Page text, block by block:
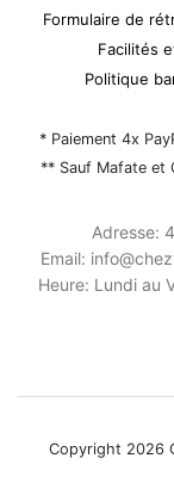
Formulaire de
Facilités
Politique
* Paiement 4x
** Sauf Mafate et
Adresse:
Email:
Heure: Lundi au
Copyright 2026